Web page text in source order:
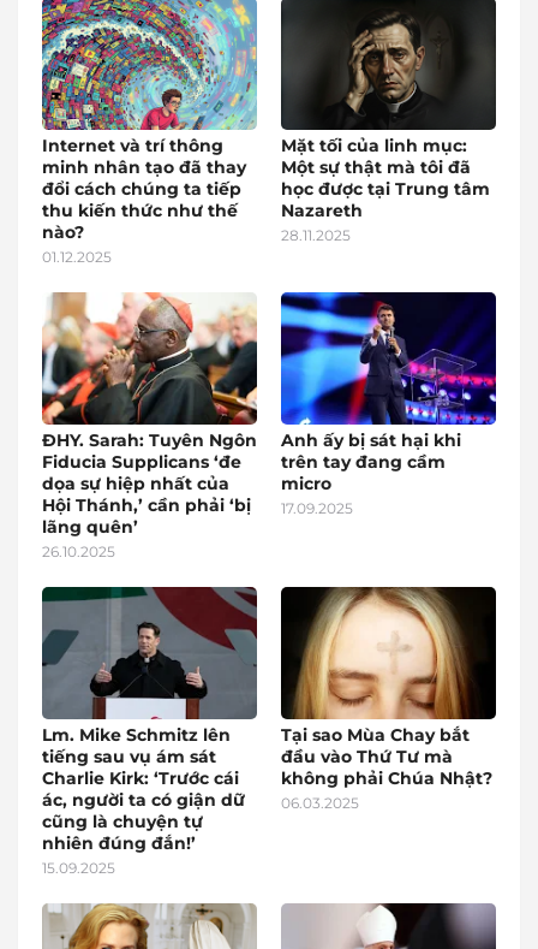
Internet và trí thông
minh nhân tạo đã thay
đổi cách chúng ta tiếp
thu kiến thức như thế
nào?
01.12.2025
Mặt tối của linh mục:
Một sự thật mà tôi đã
học được tại Trung tâm
Nazareth
28.11.2025
ĐHY. Sarah: Tuyên Ngôn
Fiducia Supplicans ‘đe
dọa sự hiệp nhất của
Hội Thánh,’ cần phải ‘bị
lãng quên’
26.10.2025
Anh ấy bị sát hại khi
trên tay đang cầm
micro
17.09.2025
Lm. Mike Schmitz lên
tiếng sau vụ ám sát
Charlie Kirk: ‘Trước cái
ác, người ta có giận dữ
cũng là chuyện tự
nhiên đúng đắn!’
15.09.2025
Tại sao Mùa Chay bắt
đầu vào Thứ Tư mà
không phải Chúa Nhật?
06.03.2025